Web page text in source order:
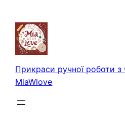
вмісту
Прикраси ручної роботи з
MiaWlove